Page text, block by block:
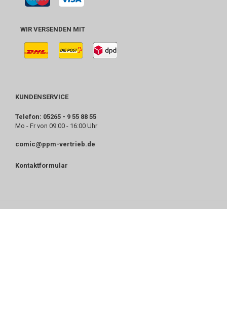
WIR VERSENDEN MIT
KUNDENSERVICE
Telefon: 05265 - 9 55 88 55
Mo - Fr von 09:00 - 16:00 Uhr
comic@ppm-vertrieb.de
Kontaktformular